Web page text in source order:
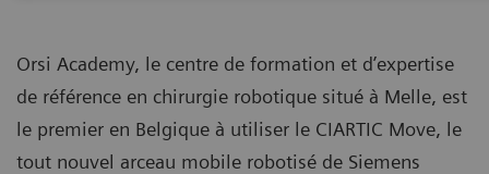
Orsi Academy, le centre de formation et d’expertise
de référence en chirurgie robotique situé à Melle, est
le premier en Belgique à utiliser le CIARTIC Move, le
tout nouvel arceau mobile robotisé de Siemens